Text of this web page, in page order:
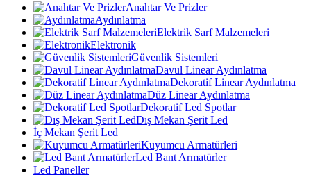
Anahtar Ve Prizler
Aydınlatma
Elektrik Sarf Malzemeleri
Elektronik
Güvenlik Sistemleri
Davul Linear Aydınlatma
Dekoratif Linear Aydınlatma
Düz Linear Aydınlatma
Dekoratif Led Spotlar
Dış Mekan Şerit Led
İç Mekan Şerit Led
Kuyumcu Armatürleri
Led Bant Armatürler
Led Paneller